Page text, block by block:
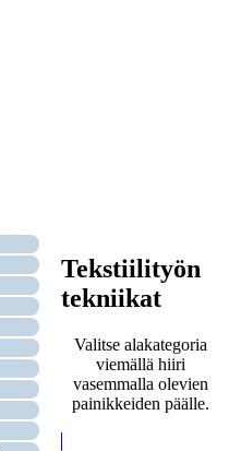
Tekstiilityön
tekniikat
Valitse alakategoria
viemällä hiiri
vasemmalla olevien
painikkeiden päälle.